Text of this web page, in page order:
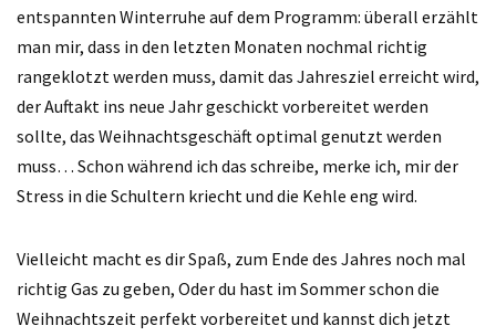
entspannten Winterruhe auf dem Programm: überall erzählt
man mir, dass in den letzten Monaten nochmal richtig
rangeklotzt werden muss, damit das Jahresziel erreicht wird,
der Auftakt ins neue Jahr geschickt vorbereitet werden
sollte, das Weihnachtsgeschäft optimal genutzt werden
muss… Schon während ich das schreibe, merke ich, mir der
Stress in die Schultern kriecht und die Kehle eng wird.
Vielleicht macht es dir Spaß, zum Ende des Jahres noch mal
richtig Gas zu geben, Oder du hast im Sommer schon die
Weihnachtszeit perfekt vorbereitet und kannst dich jetzt